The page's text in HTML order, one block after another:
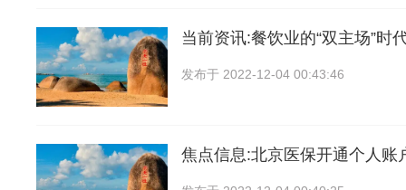
当前资讯:餐饮业的“双主场”时
发布于 2022-12-04 00:43:46
焦点信息:北京医保开通个人账